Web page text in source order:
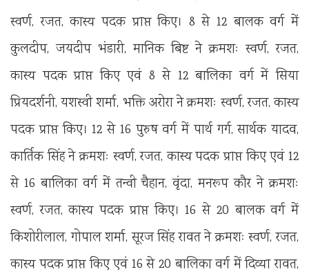
स्वर्ण, रजत, कास्य पदक प्राप्त किए। 8 से 12 बालक वर्ग में
कुलदीप, जयदीप भंडारी, मानिक बिष्ट ने क्रमशः स्वर्ण, रजत,
कास्य पदक प्राप्त किए एवं 8 से 12 बालिका वर्ग में सिया
प्रियदर्शनी, यशस्वी शर्मा, भक्ति अरोरा ने क्रमशः स्वर्ण, रजत, कास्य
पदक प्राप्त किए। 12 से 16 पुरुष वर्ग में पार्थ गर्ग, सार्थक यादव,
कार्तिक सिंह ने क्रमशः स्वर्ण, रजत, कास्य पदक प्राप्त किए एवं 12
से 16 बालिका वर्ग में तन्वी चैहान, वृंदा, मनरूप कौर ने क्रमशः
स्वर्ण, रजत, कास्य पदक प्राप्त किए। 16 से 20 बालक वर्ग में
किशोरीलाल, गोपाल शर्मा, सूरज सिंह रावत ने क्रमशः स्वर्ण, रजत,
कास्य पदक प्राप्त किए एवं 16 से 20 बालिका वर्ग में दिव्या रावत,